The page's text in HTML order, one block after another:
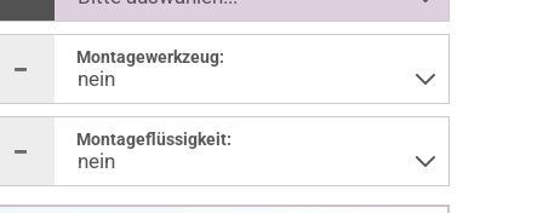
Montagewerkzeug:
Montageflüssigkeit: